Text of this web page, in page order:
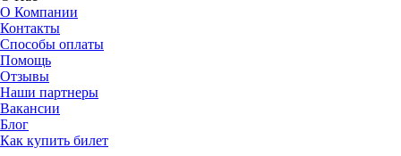
О Компании
Контакты
Способы оплаты
Помощь
Отзывы
Наши партнеры
Вакансии
Блог
Как купить билет